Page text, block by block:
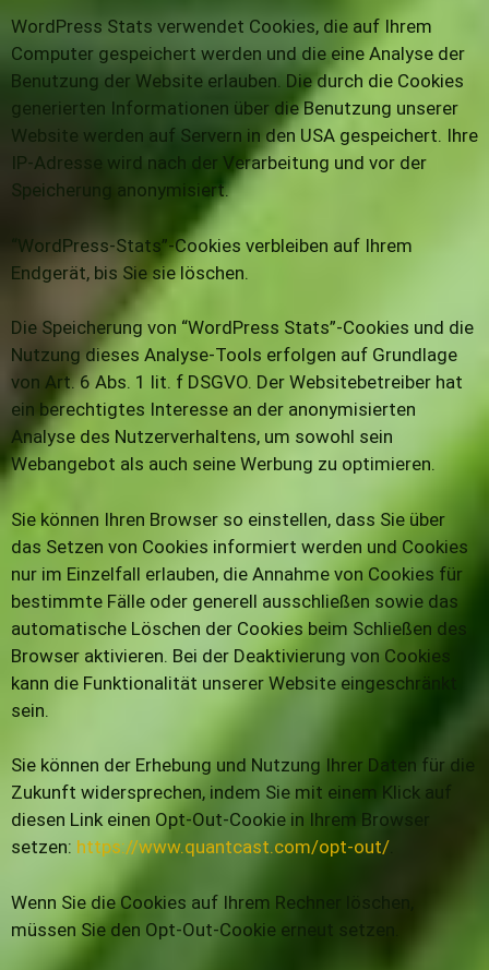
WordPress Stats verwendet Cookies, die auf Ihrem
Computer gespeichert werden und die eine Analyse der
Benutzung der Website erlauben. Die durch die Cookies
generierten Informationen über die Benutzung unserer
Website werden auf Servern in den USA gespeichert. Ihre
IP-Adresse wird nach der Verarbeitung und vor der
Speicherung anonymisiert.
“WordPress-Stats”-Cookies verbleiben auf Ihrem
Endgerät, bis Sie sie löschen.
Die Speicherung von “WordPress Stats”-Cookies und die
Nutzung dieses Analyse-Tools erfolgen auf Grundlage
von Art. 6 Abs. 1 lit. f DSGVO. Der Websitebetreiber hat
ein berechtigtes Interesse an der anonymisierten
Analyse des Nutzerverhaltens, um sowohl sein
Webangebot als auch seine Werbung zu optimieren.
Sie können Ihren Browser so einstellen, dass Sie über
das Setzen von Cookies informiert werden und Cookies
nur im Einzelfall erlauben, die Annahme von Cookies für
bestimmte Fälle oder generell ausschließen sowie das
automatische Löschen der Cookies beim Schließen des
Browser aktivieren. Bei der Deaktivierung von Cookies
kann die Funktionalität unserer Website eingeschränkt
sein.
Sie können der Erhebung und Nutzung Ihrer Daten für die
Zukunft widersprechen, indem Sie mit einem Klick auf
diesen Link einen Opt-Out-Cookie in Ihrem Browser
setzen: https://www.quantcast.com/opt-out/
Wenn Sie die Cookies auf Ihrem Rechner löschen,
müssen Sie den Opt-Out-Cookie erneut setzen.